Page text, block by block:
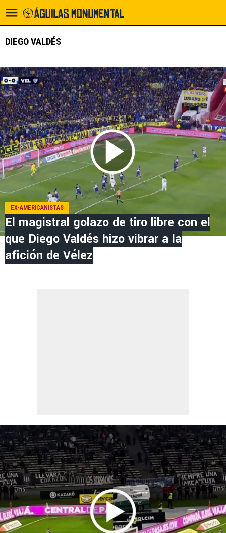
DIEGO VALDÉS
EX-AMERICANISTAS
El magistral golazo de tiro libre con el
que Diego Valdés hizo vibrar a la
afición de Vélez